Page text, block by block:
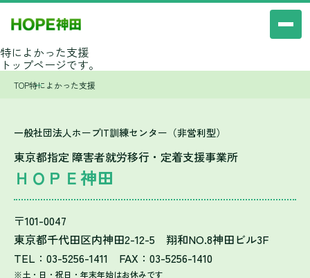
特によかった支援
トップページです。
TOP特によかった支援
一般社団法人ホープIT訓練センター（非営利型）
東京都指定 障害者就労移行・定着支援事業所
ＨＯＰＥ神田
〒101-0047
東京都千代田区内神田2-12-5 翔和NO.8神田ビル3F
TEL：03-5256-1411 FAX：03-5256-1410
※土・日・祝日・年末年始はお休みです